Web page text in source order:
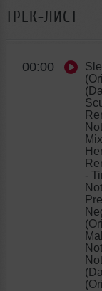
ТРЕК-ЛИСТ
00:00
-